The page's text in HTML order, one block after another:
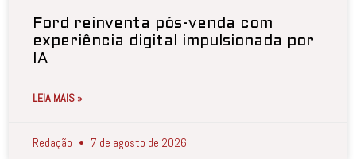
Ford reinventa pós-venda com
experiência digital impulsionada por
IA
LEIA MAIS »
Redação 7 de agosto de 2026